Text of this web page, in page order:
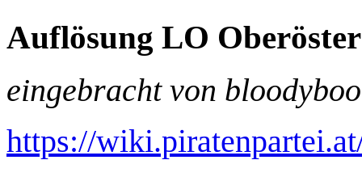
Auflösung LO
eingebracht von
https://